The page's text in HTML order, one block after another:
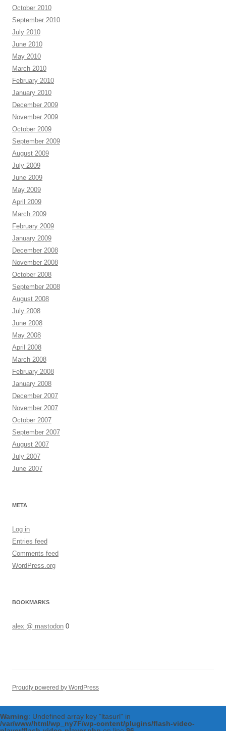
October 2010
September 2010
July 2010
June 2010
May 2010
March 2010
February 2010
January 2010
December 2009
November 2009
October 2009
September 2009
August 2009
July 2009
June 2009
May 2009
April 2009
March 2009
February 2009
January 2009
December 2008
November 2008
October 2008
September 2008
August 2008
July 2008
June 2008
May 2008
April 2008
March 2008
February 2008
January 2008
December 2007
November 2007
October 2007
September 2007
August 2007
July 2007
June 2007
META
Log in
Entries feed
Comments feed
WordPress.org
BOOKMARKS
alex @ mastodon 0
Proudly powered by WordPress
Warning: Undefined array key "ltasurl" in
/var/www/html/wp_ny7F/wp-content/plugins/flash-video-